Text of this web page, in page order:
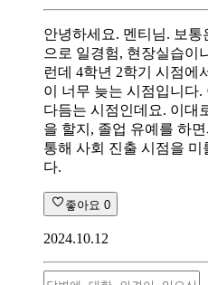
안녕하세요. 멘티님. 보통
으로 일경험, 현장실습이
런데 4학년 2학기 시점에
이 너무 늦는 시점입니다.
다듬는 시점인데요. 이대
을 할지, 졸업 유예를 하
통해 사회 진출 시점을 미
다.
좋아요 0
2024.10.12